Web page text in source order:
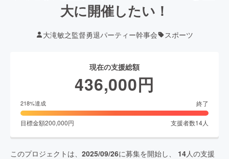
大に開催したい！
大滝敏之監督勇退パーティー幹事会 スポーツ
現在の支援総額
436,000円
218%達成 終了
目標金額200,000円 支援者数14人
このプロジェクトは、 2025/09/26に募集を開始し、 14人の支援